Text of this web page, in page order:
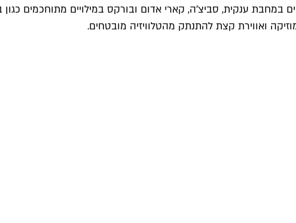
במחבת ענקית, סביצ'ה, קארי אדום ובורקס במילויים מתוחכמים